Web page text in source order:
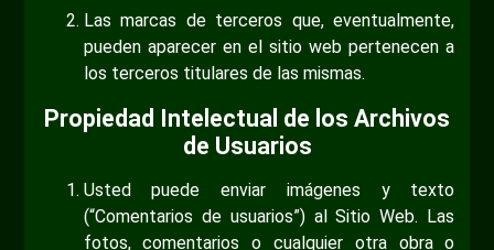
Las marcas de terceros que, eventualmente,
pueden aparecer en el sitio web pertenecen a
los terceros titulares de las mismas.
Propiedad Intelectual de los Archivos
de Usuarios
Usted puede enviar imágenes y texto
(“Comentarios de usuarios”) al Sitio Web. Las
fotos, comentarios o cualquier otra obra o